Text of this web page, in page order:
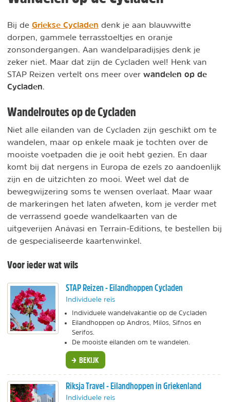
Bij de Griekse Cycladen denk je aan blauwwitte
dorpen, gammele terrasstoeltjes en oranje
zonsondergangen. Aan wandelparadijsjes denk je
zeker niet. Maar dat zijn de Cycladen wel! Henk van
STAP Reizen vertelt ons meer over wandelen op de
Cycladen
Wandelroutes op de Cycladen
Niet alle eilanden van de Cycladen zijn geschikt om te
wandelen, maar op enkele maak je tochten over de
mooiste voetpaden die je ooit hebt gezien. En daar
komt bij dat nergens in Europa de ezels zo aandoenlijk
zijn en de uitzichten zo mooi. Weet wel dat de
bewegwijzering soms te wensen overlaat. Maar waar
de markeringen het laten afweten, kom je verder met
de verrassend goede wandelkaarten van de
uitgeverijen Anávasi en Terrain-Editions, te bestellen bij
de gespecialiseerde kaartenwinkel.
Voor ieder wat wils
STAP Reizen - Eilandhoppen Cycladen
Individuele reis
Individuele wandelvakantie op de Cycladen
Eilandhoppen op Andros, Milos, Sifnos en
Serifos.
De mooiste eilanden om te wandelen.
BEKIJK
Riksja Travel - Eilandhoppen in Griekenland
Individuele reis